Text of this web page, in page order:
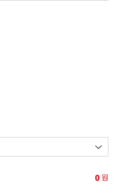
0원